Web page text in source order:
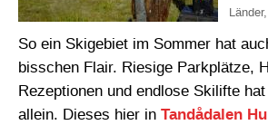
Länder,
So ein Skigebiet im Sommer hat
bisschen Flair. Riesige Parkplätze,
Rezeptionen und endlose Skilifte
allein. Dieses hier in Tandådalen